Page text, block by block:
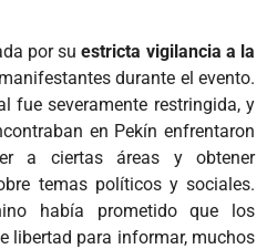
por suestricta vigilancia a la
durante el evento.
fue severamente restringida, y
en Pekín enfrentaron
a ciertas áreas y obtener
temas políticos y sociales.
había prometido que los
libertad para informar, muchos